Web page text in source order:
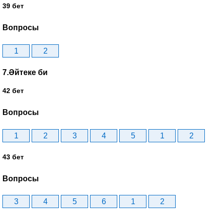
39 бет
Вопросы
1 2
7.Әйтеке би
42 бет
Вопросы
1 2 3 4 5 1 2
43 бет
Вопросы
3 4 5 6 1 2